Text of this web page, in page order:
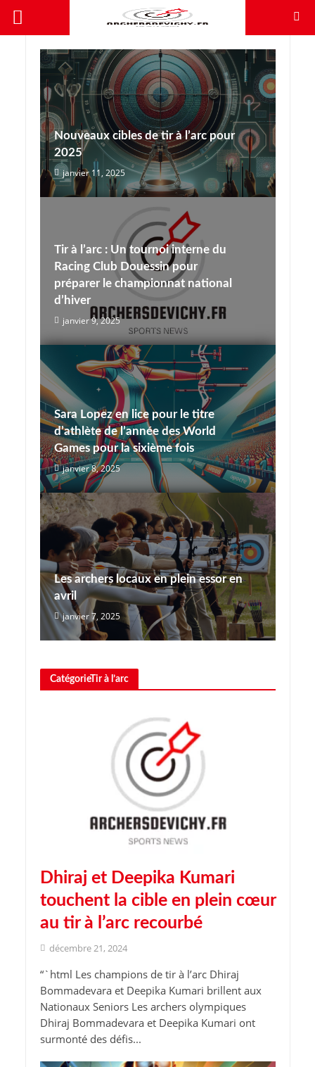
Nouveaux cibles de tir à l’arc pour
2025
janvier 11, 2025
Tir à l’arc : Un tournoi interne du
Racing Club Douessin pour
préparer le championnat national
d’hiver
janvier 9, 2025
Sara Lopez en lice pour le titre
d’athlète de l’année des World
Games pour la sixième fois
janvier 8, 2025
Les archers locaux en plein essor en
avril
janvier 7, 2025
CatégorieTir à l’arc
Dhiraj et Deepika Kumari
touchent la cible en plein cœur
au tir à l’arc recourbé
décembre 21, 2024
“`html Les champions de tir à l’arc Dhiraj
Bommadevara et Deepika Kumari brillent aux
Nationaux Seniors Les archers olympiques
Dhiraj Bommadevara et Deepika Kumari ont
surmonté des défis...